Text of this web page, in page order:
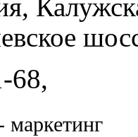
68,
маркетинг